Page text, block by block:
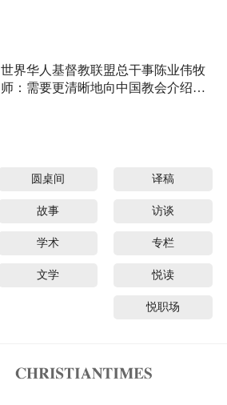
世界华人基督教联盟总干事陈业伟牧
师：需要更清晰地向中国教会介绍福
圆桌间 译稿
故事 访谈
学术 专栏
文学 悦读
悦职场